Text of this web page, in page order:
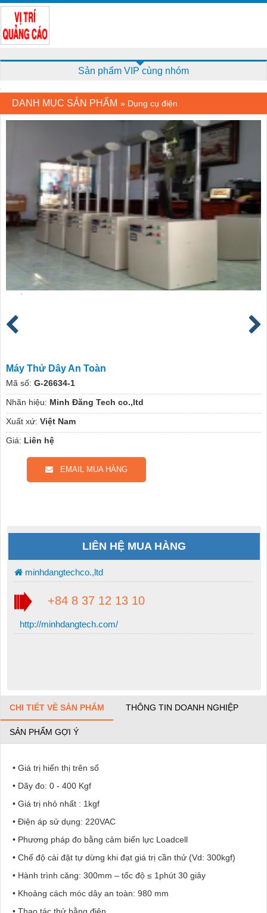
Sản phẩm VIP cùng nhóm
DANH MỤC SẢN PHẨM » Dụng cụ điện
Máy Thử Dây An Toàn
Mã số: G-26634-1
Nhãn hiệu: Minh Đăng Tech co.,ltd
Xuất xứ: Việt Nam
Giá: Liên hệ
EMAIL MUA HÀNG
LIÊN HỆ MUA HÀNG
minhdangtechco.,ltd
+84 8 37 12 13 10
http://minhdangtech.com/
CHI TIẾT VỀ SẢN PHẨM THÔNG TIN DOANH NGHIỆP
SẢN PHẨM GỢI Ý
• Giá trị hiển thị trên số
• Dãy đo: 0 - 400 Kgf
• Giá trị nhỏ nhất : 1kgf
• Điện áp sử dụng: 220VAC
• Phương pháp đo bằng cảm biến lực Loadcell
• Chế độ cài đặt tự dừng khi đạt giá trị cần thử (Vd: 300kgf)
• Hành trình căng: 300mm – tốc độ ≤ 1phút 30 giây
• Khoảng cách móc dây an toàn: 980 mm
• Thao tác thử bằng điện